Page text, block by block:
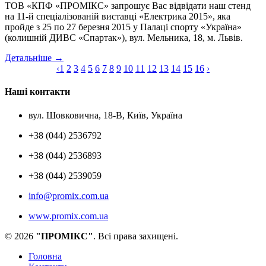
ТОВ «КПФ «ПРОМІКС» запрошує Вас відвідати наш стенд
на 11-й спеціалізованій виставці «Електрика 2015», яка
пройде з 25 по 27 березня 2015 у Палаці спорту «Україна»
(колишній ДИВС «Спартак»), вул. Мельника, 18, м. Львів.
Детальніше →
‹1 2 3 4 5 6 7 8 9 10 11 12 13 14 15 16 ›
Наші контакти
вул. Шовковична, 18-В, Київ, Україна
+38 (044) 2536792
+38 (044) 2536893
+38 (044) 2539059
info@promix.com.ua
www.promix.com.ua
© 2026 "ПРОМІКС". Всі права захищені.
Головна